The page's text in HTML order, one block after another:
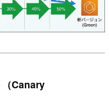
（Canary